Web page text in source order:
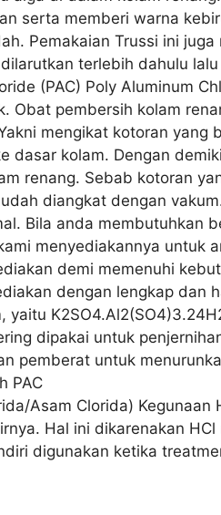
serta memberi warna
Pemakaian Trussi ini
terlebih dahulu
(PAC) Poly Aluminum
Obat pembersih kolam
mengikat kotoran yang
dasar kolam. Dengan
renang. Sebab kotoran
diangkat dengan
Bila anda membutuhkan
menyediakannya untuk
demi memenuhi
dengan lengkap dan
yaitu
dipakai untuk
pemberat untuk
PAC
Asam Clorida)
Hal ini dikarenakan
digunakan ketika